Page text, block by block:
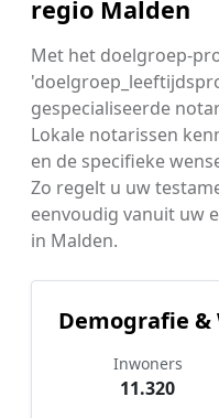
regio Malden
Met het doelgroep-
gespecialiseerde
Lokale notarissen
en de specifieke
Zo regelt u uw
eenvoudig vanuit uw
in Malden.
Demografie &
Inwoners
11.320